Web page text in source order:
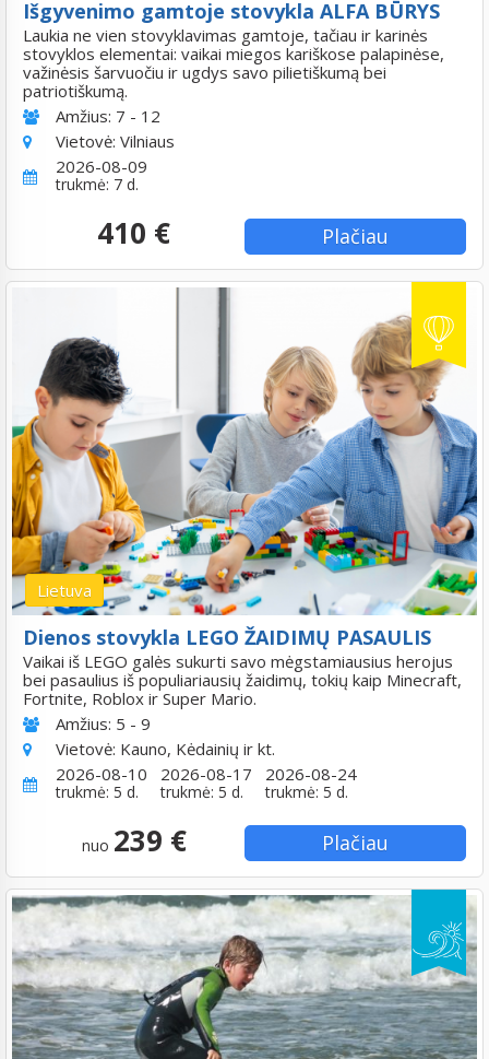
Išgyvenimo gamtoje stovykla ALFA BŪRYS
Laukia ne vien stovyklavimas gamtoje, tačiau ir karinės
stovyklos elementai: vaikai miegos kariškose palapinėse,
važinėsis šarvuočiu ir ugdys savo pilietiškumą bei
patriotiškumą.
Amžius: 7 - 12
Vietovė: Vilniaus
2026-08-09
trukmė: 7 d.
410 € Plačiau
Lietuva
Dienos stovykla LEGO ŽAIDIMŲ PASAULIS
Vaikai iš LEGO galės sukurti savo mėgstamiausius herojus
bei pasaulius iš populiariausių žaidimų, tokių kaip Minecraft,
Fortnite, Roblox ir Super Mario.
Amžius: 5 - 9
Vietovė: Kauno, Kėdainių ir kt.
2026-08-10
trukmė: 5 d.
2026-08-17
trukmė: 5 d.
2026-08-24
trukmė: 5 d.
nuo 239 € Plačiau